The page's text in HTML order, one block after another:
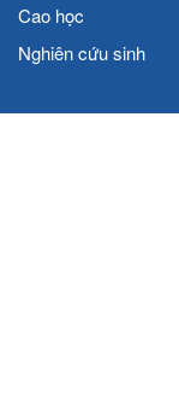
Cao học
Nghiên cứu sinh